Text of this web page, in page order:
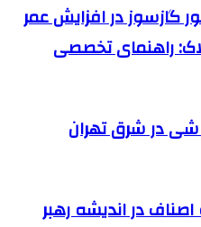
گازسوز در افزایش عمر
راهنمای تخصصی
در شرق تهران
اصناف در اندیشه رهبر